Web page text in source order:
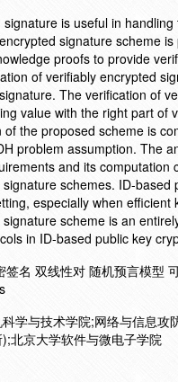
is useful in
signature scheme
proofs to provide
of verifiably encrypted
The verification of
value with the right part of
of the proposed scheme is
problem assumption. The
and its
schemes. ID-
especially when
scheme is an
in ID-based public key
签名 双线性对 随机预言模型
学与技术学院;网络与信息
北京大学软件与微电子学院